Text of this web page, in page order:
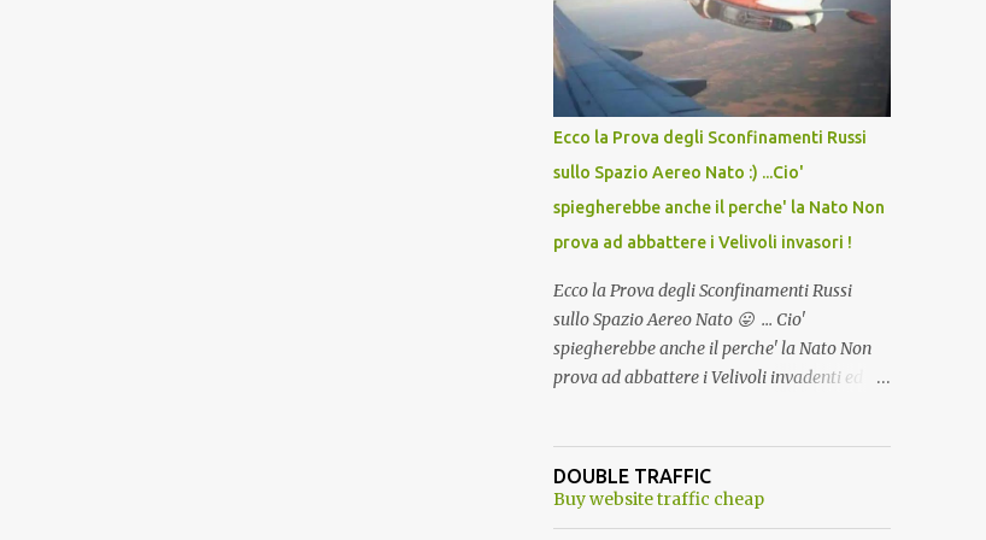
lo scopo della temperatura? Qualcuno a suo
tempo ribattezzo' il Vaccino come: l' Amaro
del Capo, era "spettacolare Ghiacciato, ma
andava bene anche, a Temperatura
Ambiente"! Riproponiamo l'articolo per NON
Ecco la Prova degli Sconfinamenti Russi
sullo Spazio Aereo Nato :) ...Cio'
spiegherebbe anche il perche' la Nato Non
prova ad abbattere i Velivoli invasori !
Ecco la Prova degli Sconfinamenti Russi
sullo Spazio Aereo Nato 😛 ... Cio'
spiegherebbe anche il perche' la Nato Non
prova ad abbattere i Velivoli invadenti ed
alcuna notizia di un'invasione dello spazio
aereo NATO da parte di un robot chiamato
DOUBLE TRAFFIC
Buy website traffic cheap